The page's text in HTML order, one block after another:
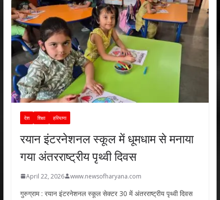
देश शिक्षा हरियाणा
रयान इंटरनेशनल स्कूल में धूमधाम से मनाया
गया अंतरराष्ट्रीय पृथ्वी दिवस
April 22, 2026 www.newsofharyana.com
गुरुग्राम : रयान इंटरनेशनल स्कूल सेक्टर 30 में अंतरराष्ट्रीय पृथ्वी दिवस